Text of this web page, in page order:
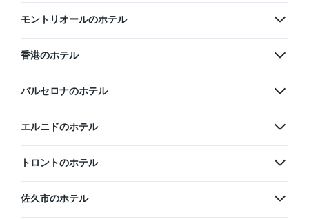
モントリオールのホテル
香港のホテル
バルセロナのホテル
エルニドのホテル
トロントのホテル
佐久市のホテル